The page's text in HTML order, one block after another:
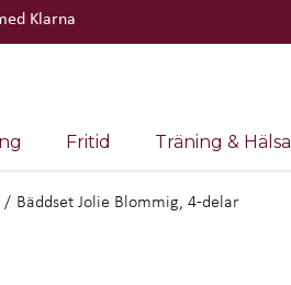
Klarna
Fritid Träning & Hälsa
/ Bäddset Jolie Blommig, 4-delar